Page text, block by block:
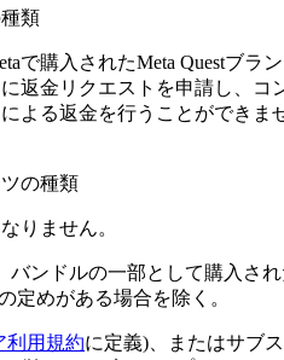
類
で購入されたMeta Questブラ
返金リクエストを申請し、
よる返金を行うことができ
の種類
りません。
バンドルの一部として購入さ
定めがある場合を除く。
利用規約に定義)、またはサブ